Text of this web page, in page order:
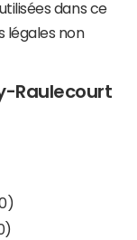
dans ce
légales non
Raulecourt